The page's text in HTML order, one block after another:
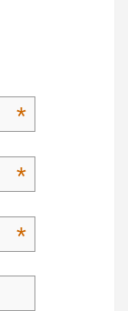
*
*
*